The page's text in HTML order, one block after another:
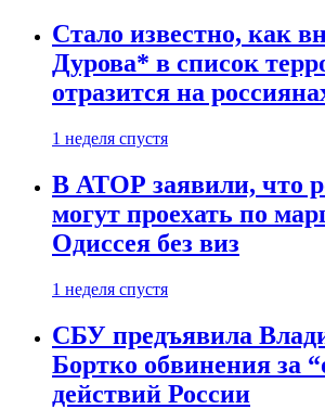
Стало известно, как
Дурова* в список
отразится на
1 неделя спустя
В АТОР заявили, что
могут проехать по
Одиссея без виз
1 неделя спустя
СБУ предъявила
Бортко обвинения за
действий России